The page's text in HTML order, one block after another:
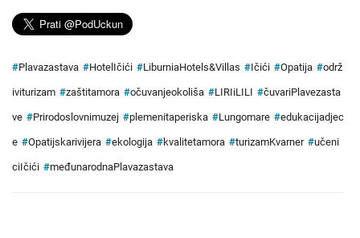
#Plavazastava #HotelIčići #LiburniaHotels&Villas #Ičići #Opatija #održ
iviturizam #zaštitamora #očuvanjeokoliša #LIRIiLILI #čuvariPlavezasta
ve #Prirodoslovnimuzej #plemenitaperiska #Lungomare #edukacijadjec
e #Opatijskarivijera #ekologija #kvalitetamora #turizamKvarner #učeni
ciIčići #međunarodnaPlavazastava